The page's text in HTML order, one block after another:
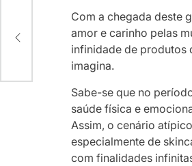
Com a chegada deste
amor e carinho pelas
infinidade de produtos
imagina.
Sabe-se que no
saúde física e
Assim, o cenário
especialmente de
com finalidades